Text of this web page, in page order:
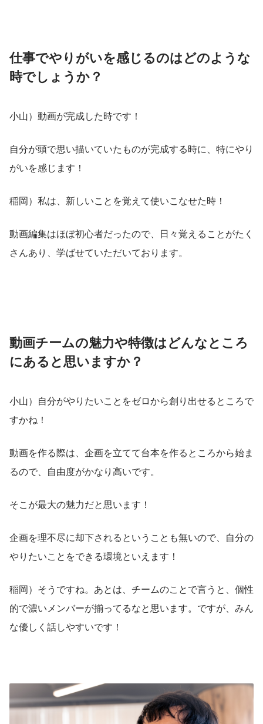
仕事でやりがいを感じるのはどのような
時でしょうか？
小山）動画が完成した時です！
自分が頭で思い描いていたものが完成する時に、特にやり
がいを感じます！
稲岡）私は、新しいことを覚えて使いこなせた時！
動画編集はほぼ初心者だったので、日々覚えることがたく
さんあり、学ばせていただいております。
動画チームの魅力や特徴はどんなところ
にあると思いますか？
小山）自分がやりたいことをゼロから創り出せるところで
すかね！
動画を作る際は、企画を立てて台本を作るところから始ま
るので、自由度がかなり高いです。
そこが最大の魅力だと思います！
企画を理不尽に却下されるということも無いので、自分の
やりたいことをできる環境といえます！
稲岡）そうですね。あとは、チームのことで言うと、個性
的で濃いメンバーが揃ってるなと思います。ですが、みん
な優しく話しやすいです！